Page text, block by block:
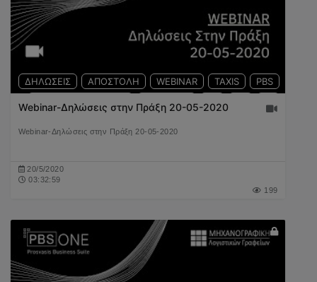
PBS
TAXIS
WEBINAR
ΑΠΟΣΤΟΛΗ
ΔΗΛΩΣΕΙΣ
Ε3
ΥΠΟΒΟΛΗ
ΦΟΡΟΛΟΓΟΥΜΕΝΟΣ
Webinar-Δηλώσεις στην Πράξη 20-05-2020
Webinar-Δηλώσεις στην Πράξη 20-05-2020
20/5/2020
03:32:59
199